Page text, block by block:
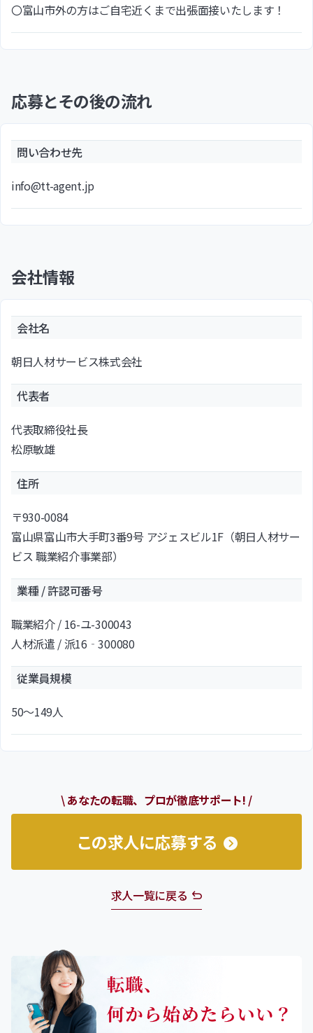
〇富山市外の方はご自宅近くまで出張面接いたします！
応募とその後の流れ
問い合わせ先
info@tt-agent.jp
会社情報
会社名
朝日人材サービス株式会社
代表者
代表取締役社長
松原敏雄
住所
〒930-0084
富山県富山市大手町3番9号 アジェスビル1F（朝日人材サー
ビス 職業紹介事業部）
業種 / 許認可番号
職業紹介 / 16-ユ-300043
人材派遣 / 派16‐300080
従業員規模
50～149人
\ あなたの転職、プロが徹底サポート! /
この求人に応募する
求人一覧に戻る